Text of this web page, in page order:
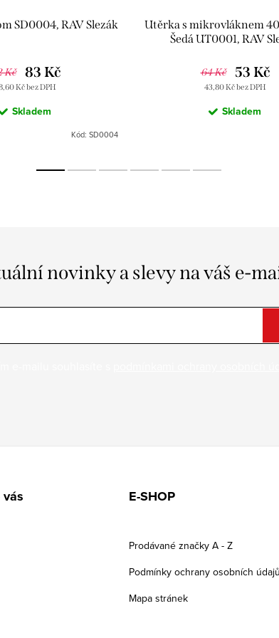
SD0004, RAV Slezák
Kč
Kč bez DPH
83 Kč
Skladem
Kód: SD0004
Utěrka s mikrovláknem
Šedá UT0001, RAV
64 Kč
43,80 Kč bez DPH
53 Kč
Skladem
novinky a slevy na váš e-
E-SHOP
Prodávané značky A - Z
Podmínky ochrany osobních údajů
Mapa stránek